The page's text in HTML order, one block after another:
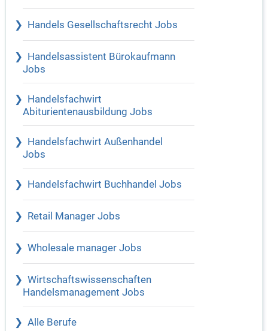
Handels Gesellschaftsrecht Jobs
Handelsassistent Bürokaufmann
Jobs
Handelsfachwirt
Abiturientenausbildung Jobs
Handelsfachwirt Außenhandel
Jobs
Handelsfachwirt Buchhandel Jobs
Retail Manager Jobs
Wholesale manager Jobs
Wirtschaftswissenschaften
Handelsmanagement Jobs
Alle Berufe